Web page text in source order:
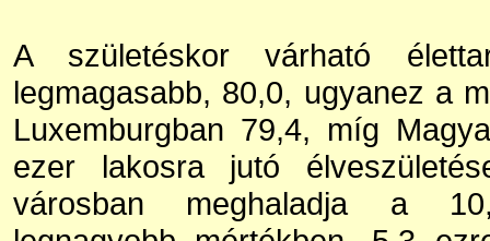
A születéskor várható
legmagasabb, 80,0, ugyanez a
Luxemburgban 79,4, míg
ezer lakosra jutó
városban meghaladja a